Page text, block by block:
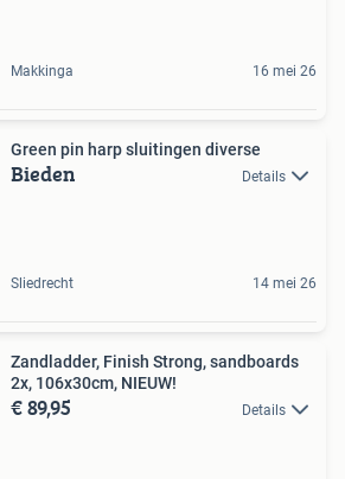
Makkinga 16 mei 26
Green pin harp sluitingen diverse
Bieden Details
Sliedrecht 14 mei 26
Zandladder, Finish Strong, sandboards
2x, 106x30cm, NIEUW!
€ 89,95 Details